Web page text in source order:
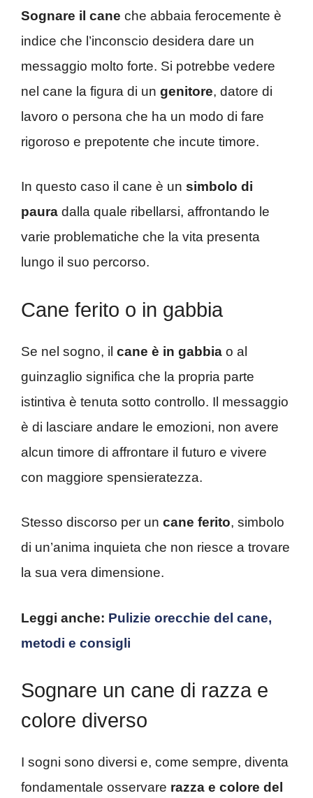
Sognare il cane che abbaia ferocemente è
indice che l’inconscio desidera dare un
messaggio molto forte. Si potrebbe vedere
nel cane la figura di un genitore, datore di
lavoro o persona che ha un modo di fare
rigoroso e prepotente che incute timore.
In questo caso il cane è un simbolo di
paura dalla quale ribellarsi, affrontando le
varie problematiche che la vita presenta
lungo il suo percorso.
Cane ferito o in gabbia
Se nel sogno, il cane è in gabbia o al
guinzaglio significa che la propria parte
istintiva è tenuta sotto controllo. Il messaggio
è di lasciare andare le emozioni, non avere
alcun timore di affrontare il futuro e vivere
con maggiore spensieratezza.
Stesso discorso per un cane ferito, simbolo
di un’anima inquieta che non riesce a trovare
la sua vera dimensione.
Leggi anche: Pulizie orecchie del cane,
metodi e consigli
Sognare un cane di razza e
colore diverso
I sogni sono diversi e, come sempre, diventa
fondamentale osservare razza e colore del